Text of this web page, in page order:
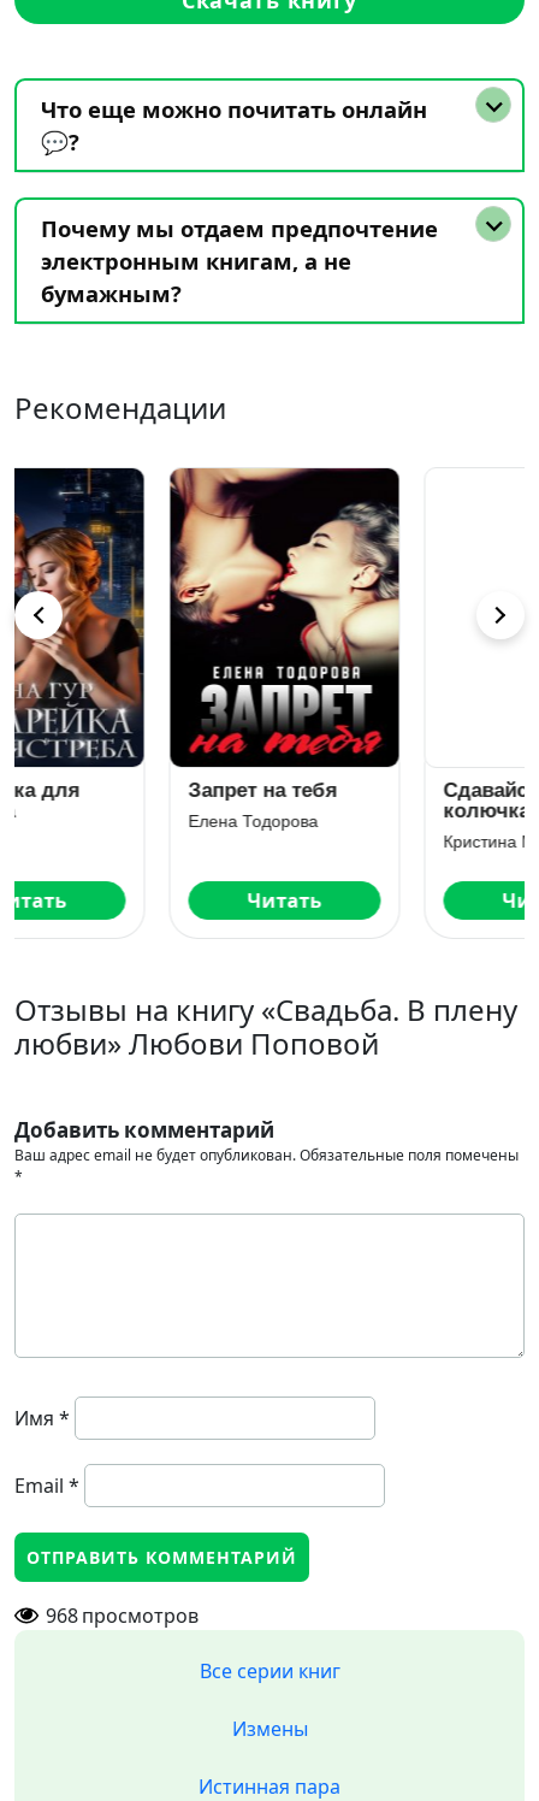
Что еще можно почитать онлайн
💬?
Почему мы отдаем предпочтение
электронным книгам, а не
бумажным?
Рекомендации
Сдавайся,
Читать
Хочу тебя любить
Елена Тодорова
Читать
Отзывы на книгу «Свадьба. В плену
любви» Любови Поповой
Добавить комментарий
Ваш адрес email не будет опубликован.Обязательные поля помечены
*
Имя *
Email *
968просмотров
Все серии книг
Измены
Истинная пара